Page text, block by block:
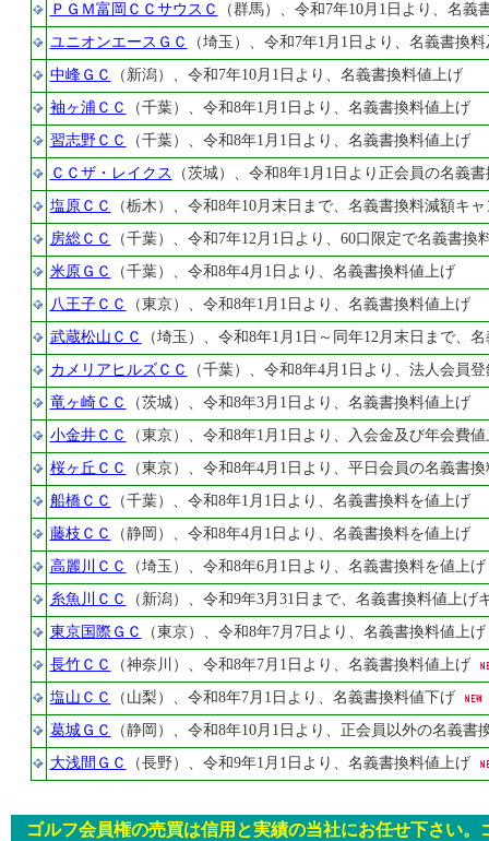
ＰＧＭ富岡ＣＣサウスＣ
（群馬）、令和7年10月1日より、名義
ユニオンエースＧＣ
（埼玉）、令和7年1月1日より、名義書換
中峰ＧＣ
（新潟）、令和7年10月1日より、名義書換料値上げ
袖ヶ浦ＣＣ
（千葉）、令和8年1月1日より、名義書換料値上げ
習志野ＣＣ
（千葉）、令和8年1月1日より、名義書換料値上げ
ＣＣザ・レイクス （茨城）、令和8年1月1日より正会員の名義
塩原ＣＣ
（栃木）、令和8年10月末日まで、名義書換料減額キ
房総ＣＣ
（千葉）、令和7年12月1日より、60口限定で名義書換
米原ＧＣ
（千葉）、令和8年4月1日より、名義書換料値上げ
八王子ＣＣ
（東京）、令和8年1月1日より、名義書換料値上げ
武蔵松山ＣＣ
（埼玉）、令和8年1月1日～同年12月末日まで、
カメリアヒルズＣＣ
（千葉）、令和8年4月1日より、法人会員
竜ヶ崎ＣＣ
（茨城）、令和8年3月1日より、名義書換料値上げ
小金井ＣＣ
（東京）、令和8年1月1日より、入会金及び年会費値
桜ヶ丘ＣＣ
（東京）、令和8年4月1日より、平日会員の名義書
船橋ＣＣ
（千葉）、令和8年1月1日より、名義書換料を値上げ
藤枝ＣＣ
（静岡）、令和8年4月1日より、名義書換料を値上げ
高麗川ＣＣ
（埼玉）、令和8年6月1日より、名義書換料を値上げ
糸魚川ＣＣ
（新潟）、令和9年3月31日まで、名義書換料値上げ
東京国際ＧＣ
（東京）、令和8年7月7日より、名義書換料値上げ
長竹ＣＣ
（神奈川）、令和8年7月1日より、名義書換料値上げ
塩山ＣＣ
（山梨）、令和8年7月1日より、名義書換料値下げ
葛城ＧＣ
（静岡）、令和8年10月1日より、正会員以外の名義書
大浅間ＧＣ
（長野）、令和9年1月1日より、名義書換料値上げ
ゴルフ会員権の売買は信用と実績の当社にお任せ下さい